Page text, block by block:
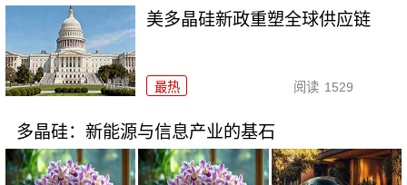
美多晶硅新政重塑全球供应链
最热 阅读 1529
多晶硅：新能源与信息产业的基石